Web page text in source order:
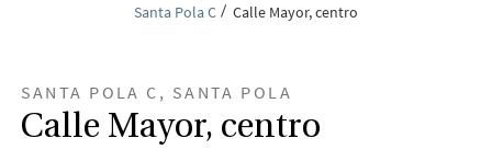
Santa Pola C
Calle Mayor, centro
SANTA POLA C, SANTA POLA
Calle Mayor, centro